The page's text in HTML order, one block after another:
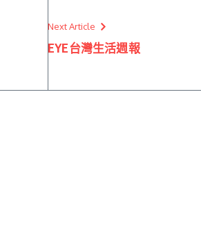
Next Article
EYE台灣生活週報